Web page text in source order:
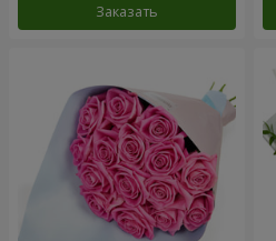
Заказать